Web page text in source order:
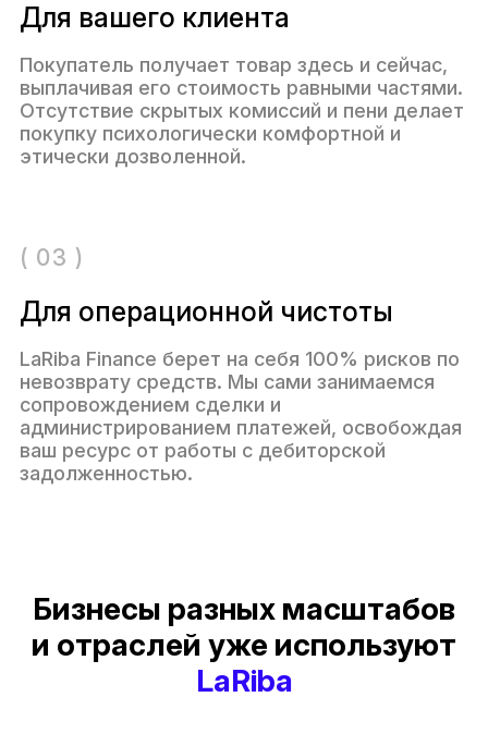
Для вашего клиента
Покупатель получает товар здесь и сейчас,
выплачивая его стоимость равными частями.
Отсутствие скрытых комиссий и пени делает
покупку психологически комфортной и
этически дозволенной.
( 03 )
Для операционной чистоты
LaRiba Finance берет на себя 100% рисков по
невозврату средств. Мы сами занимаемся
сопровождением сделки и
администрированием платежей, освобождая
ваш ресурс от работы с дебиторской
задолженностью.
Бизнесы разных масштабов
и отраслей уже используют
LaRiba